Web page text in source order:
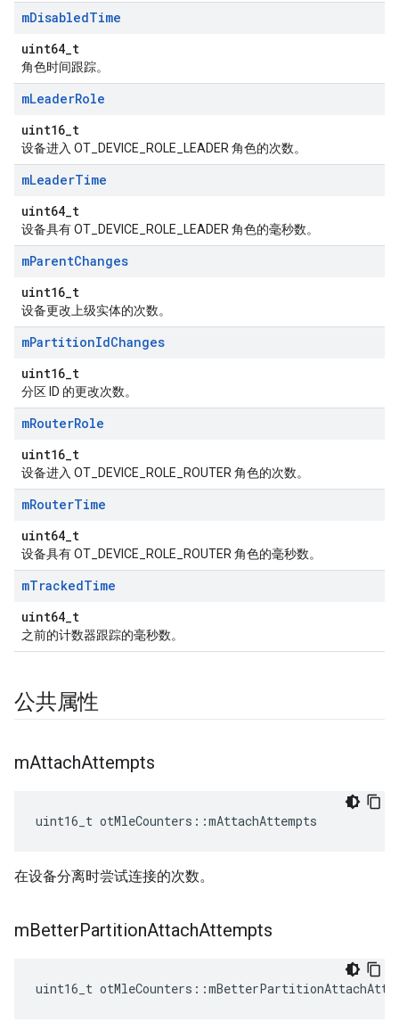
mDisabledTime
uint64_t
角色时间跟踪。
mLeaderRole
uint16_t
设备进入 OT_DEVICE_ROLE_LEADER 角色的次数。
mLeaderTime
uint64_t
设备具有 OT_DEVICE_ROLE_LEADER 角色的毫秒数。
mParentChanges
uint16_t
设备更改上级实体的次数。
mPartitionIdChanges
uint16_t
分区 ID 的更改次数。
mRouterRole
uint16_t
设备进入 OT_DEVICE_ROLE_ROUTER 角色的次数。
mRouterTime
uint64_t
设备具有 OT_DEVICE_ROLE_ROUTER 角色的毫秒数。
mTrackedTime
uint64_t
之前的计数器跟踪的毫秒数。
公共属性
mAttachAttempts
uint16_t otMleCounters ::mAttachAttempts
在设备分离时尝试连接的次数。
mBetterPartitionAttachAttempts
uint16_t otMleCounters ::